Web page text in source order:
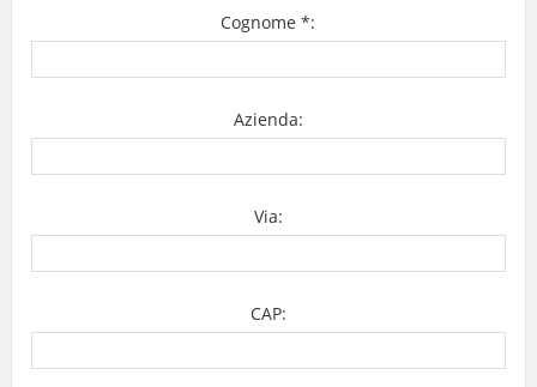
Cognome *:
Azienda:
Via:
CAP: